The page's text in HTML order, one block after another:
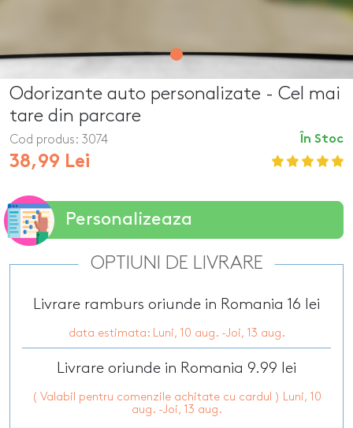
Odorizante auto personalizate - Cel mai
tare din parcare
În Stoc
Cod produs: 3074
38,99 Lei
Personalizeaza
OPTIUNI DE LIVRARE
Livrare ramburs oriunde in Romania 16 lei
data estimata: Luni, 10 aug. -Joi, 13 aug.
Livrare oriunde in Romania 9.99 lei
( Valabil pentru comenzile achitate cu cardul ) Luni, 10
aug. -Joi, 13 aug.